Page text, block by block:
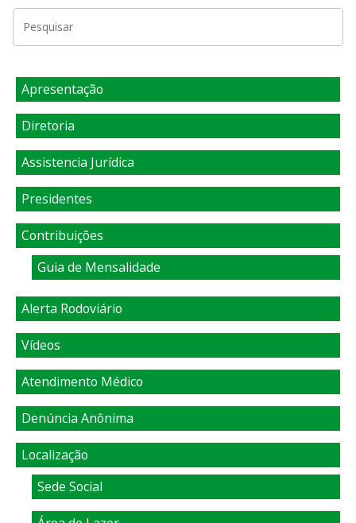
Apresentação
Diretoria
Assistencia Jurídica
Presidentes
Contribuições
Guia de Mensalidade
Alerta Rodoviário
Vídeos
Atendimento Médico
Denúncia Anônima
Localização
Sede Social